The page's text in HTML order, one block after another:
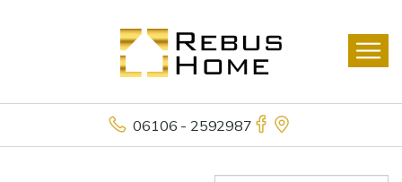
06106 - 2592987